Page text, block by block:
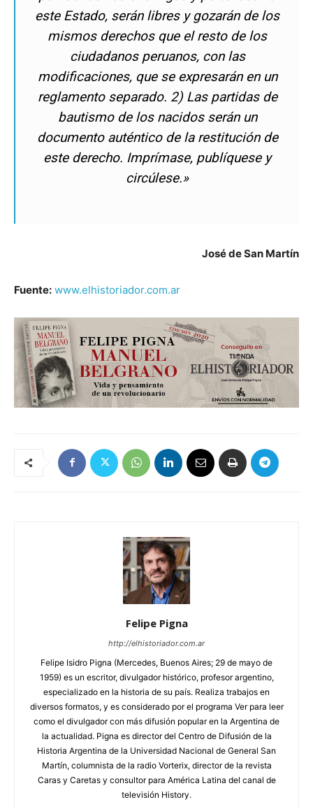
este Estado, serán libres y gozarán de los
mismos derechos que el resto de los
ciudadanos peruanos, con las
modificaciones, que se expresarán en un
reglamento separado. 2) Las partidas de
bautismo de los nacidos serán un
documento auténtico de la restitución de
este derecho. Imprímase, publíquese y
circúlese.»
José de San Martín
Fuente: www.elhistoriador.com.ar
Felipe Pigna
http://elhistoriador.com.ar
Felipe Isidro Pigna (Mercedes, Buenos Aires; 29 de mayo de
1959) es un escritor, divulgador histórico, profesor argentino,
especializado en la historia de su país. Realiza trabajos en
diversos formatos, y es considerado por el programa Ver para leer
como el divulgador con más difusión popular en la Argentina de
la actualidad. Pigna es director del Centro de Difusión de la
Historia Argentina de la Universidad Nacional de General San
Martín, columnista de la radio Vorterix, director de la revista
Caras y Caretas y consultor para América Latina del canal de
televisión History.